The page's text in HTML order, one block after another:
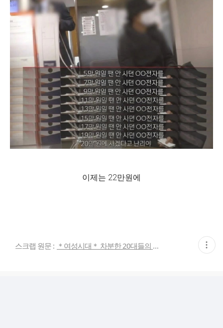
이제는 22만원에
스크랩 원문 : ＊여성시대＊ 차분한 20대들의 알흠다운 공간 현
재